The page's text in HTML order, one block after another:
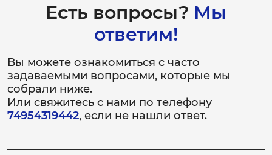
Есть вопросы? Мы
ответим!
Вы можете ознакомиться с часто
задаваемыми вопросами, которые мы
собрали ниже.
Или свяжитесь с нами по телефону
74954319442, если не нашли ответ.